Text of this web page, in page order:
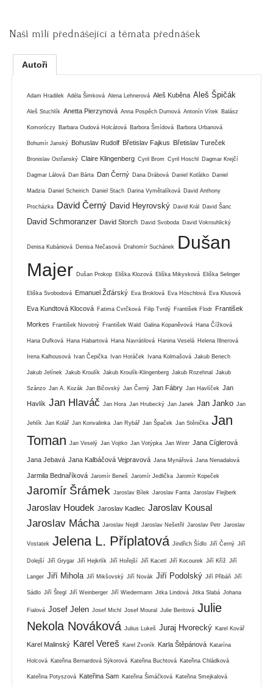
Naši milí přednášející a témata přednášek
Autoři
Adam Hradilek Adéla Šimková Alena Lehnerová Aleš Kuběna Aleš Špičák
Aleš Stuchlík Anetta Pierzynová Anna Pospěch Durnová Antonín Vítek Balász
Komoróczy Barbara Oudová Holcátová Barbora Šmídová Barbora Urbanová
Bohumír Janský Bohuslav Rudolf Břetislav Fajkus Břetislav Tureček
Bronislav Ostřanský Claire Klingenberg Cyril Brom Cyril Hoschl Dagmar Krejčí
Dagmar Lálová Dan Bárta Dan Černý Dana Drábová Daniel Koťátko Daniel
Madzia Daniel Scheirich Daniel Stach Darina Vymětalíková David Anthony
Procházka David Černý David Heyrovský David Král David Šanc
David Schmoranzer David Storch David Svoboda David Vokrouhlický
Denisa Kubániová Denisa Nečasová Drahomír Suchánek
Dušan
Majer Dušan Prokop Eliška Klozová Eliška Mikysková Eliška Selinger
Eliška Svobodová Emanuel Žďárský Eva Broklová Eva Höschlová Eva Klusová
Eva Kundtová Klocová Fatima Cvrčková Filip Tvrdý František Flodr František
Morkes František Novotný František Wald Galina Kopaněvová Hana Čížková
Hana Dufková Hana Habartová Hana Navrátilová Hanina Veselá Helena Illnerová
Irena Kalhousová Ivan Čepička Ivan Horáček Ivana Kolmašová Jakub Benech
Jakub Jelínek Jakub Kroulík Jakub Kroulík-Klingenberg Jakub Rozehnal Jakub
Szánzo Jan A. Kozák Jan Bičovský Jan Černý Jan Fábry Jan Havlíček Jan
Havlík Jan Hlaváč Jan Hora Jan Hrubecký Jan Janek Jan Janko Jan
Jehlík Jan Kolář Jan Konvalinka Jan Rybář Jan Špaček Jan Stěnička Jan
Toman
Jan Veselý Jan Vojtko Jan Votýpka Jan Wintr Jana Cíglerová
Jana Jebavá Jana Kalbáčová Vejpravová Jana Mynářová Jana Nenadalová
Jarmila Bednaříková Jaromír Beneš Jaromír Jedlička Jaromír Kopeček
Jaromír Šrámek Jaroslav Bílek Jaroslav Fanta Jaroslav Flejberk
Jaroslav Houdek Jaroslav Kadlec Jaroslav Kousal
Jaroslav Mácha Jaroslav Nejdl Jaroslav Nešetřil Jaroslav Petr Jaroslav
Vostatek Jelena L. Příplatová Jindřich Šídlo Jiří Černý Jiří
Dolejší Jiří Grygar Jiří Hejkrlík Jiří Hořejší Jiří Kacetl Jiří Kocourek Jiří Kříž Jiří
Langer Jiří Mihola Jiří Mikšovský Jiří Novák Jiří Podolský Jiří Přibáň Jiří
Sádlo Jiří Štegl Jiří Weinberger Jiří Wiedermann Jitka Lindová Jitka Slabá Johana
Fialová Josef Jelen Josef Michl Josef Moural Julie Beritová Julie
Nekola Nováková Julius Lukeš Juraj Hvorecký Karel Kovář
Karel Malinský Karel Vereš Karel Zvoník Karla Štěpánová Katarína
Holcová Kateřina Bernardová Sýkorová Kateřina Buchtová Kateřina Chládková
Kateřina Potyszová Kateřina Sam Kateřina Šimáčková Kateřina Smejkalová